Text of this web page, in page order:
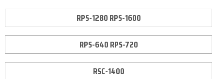
RPS-1280 RPS-1600
RPS-640 RPS-720
RSC-1400